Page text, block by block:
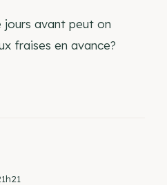
jours avant peut on
fraises en avance?